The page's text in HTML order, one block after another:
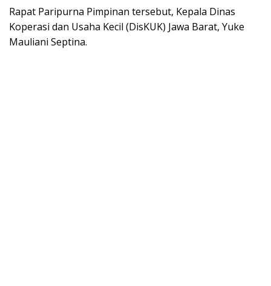
Rapat Paripurna Pimpinan tersebut, Kepala Dinas
Koperasi dan Usaha Kecil (DisKUK) Jawa Barat, Yuke
Mauliani Septina.